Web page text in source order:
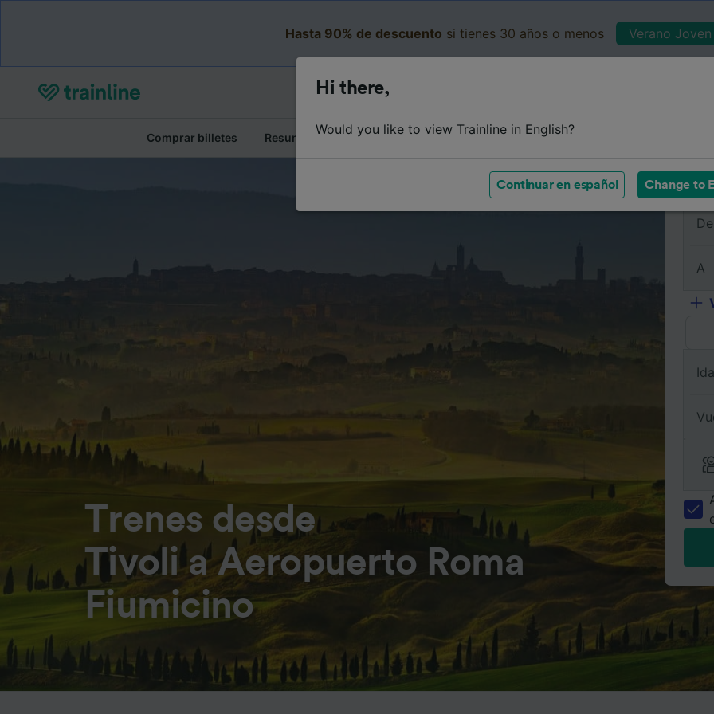
Hasta 90% de descuento si tienes 30 años o menos Verano
Comprar billetes Resumen del viaje Horarios Clases Servicios a bordo
Trenes desde
Tivoli a Aeropuerto Roma
Fiumicino
De
A
Ida
Hi there,
Would you like to view Trainline in English?
Continuar en español Change to